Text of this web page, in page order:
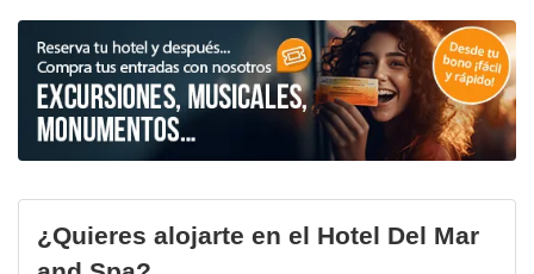
¿Quieres alojarte en el Hotel Del Mar